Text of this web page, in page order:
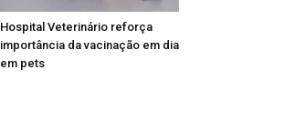
Hospital Veterinário reforça
importância da vacinação em dia
em pets